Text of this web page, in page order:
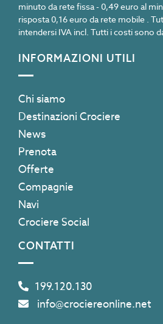
minuto da rete fissa - 0,49 euro al
risposta 0,16 euro da rete mobile .
intendersi IVA incl. Tutti i costi sono
INFORMAZIONI UTILI
Chi siamo
Destinazioni Crociere
News
Prenota
Offerte
Compagnie
Navi
Crociere Social
CONTATTI
199.120.130
info@crociereonline.net